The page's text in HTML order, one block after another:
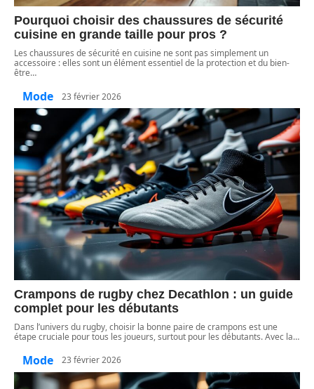
Pourquoi choisir des chaussures de sécurité
cuisine en grande taille pour pros ?
Les chaussures de sécurité en cuisine ne sont pas simplement un
accessoire : elles sont un élément essentiel de la protection et du bien-
être…
Mode 23 février 2026
Crampons de rugby chez Decathlon : un guide
complet pour les débutants
Dans l’univers du rugby, choisir la bonne paire de crampons est une
étape cruciale pour tous les joueurs, surtout pour les débutants. Avec la…
Mode 23 février 2026